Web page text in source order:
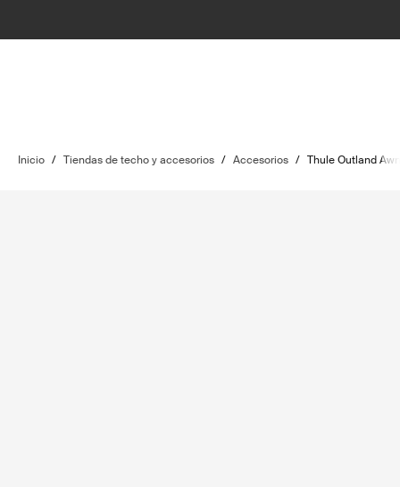
Inicio / Tiendas de techo y accesorios / Accesorios / Thule Outland